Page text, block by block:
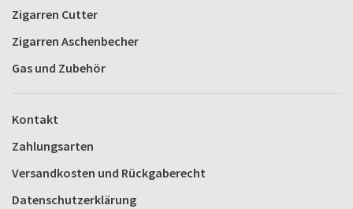
Zigarren Cutter
Zigarren Aschenbecher
Gas und Zubehör
Kontakt
Zahlungsarten
Versandkosten und Rückgaberecht
Datenschutzerklärung